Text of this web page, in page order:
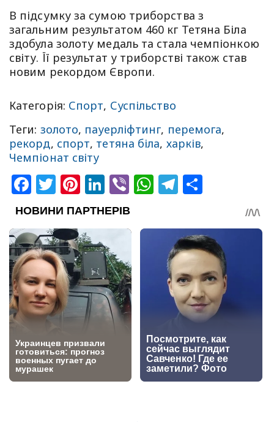
В підсумку за сумою триборства з
загальним результатом 460 кг Тетяна Біла
здобула золоту медаль та стала чемпіонкою
світу. Її результат у триборстві також став
новим рекордом Європи.
Категорія: Спорт, Суспільство
Теги: золото, пауерліфтинг, перемога,
рекорд, спорт, тетяна біла, харків,
Чемпіонат світу
Facebook
Twitter
Pinterest
LinkedIn
ViberWhatsApp
Telegram